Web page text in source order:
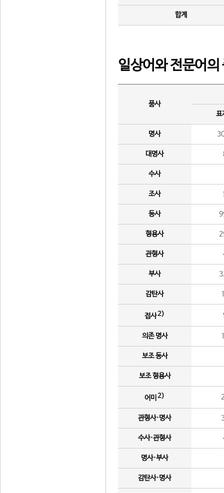
합계
일상어와 전문어의
품사
표
명사
대명사
수사
조사
동사
형용사
관형사
부사
감탄사
접사2)
의존 명사
보조 동사
보조 형용사
어미 2)
관형사·명사
수사·관형사
명사·부사
감탄사·명사